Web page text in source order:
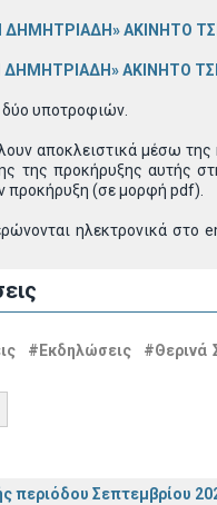
ΑΚΙΝΗΤΟ
ΑΚΙΝΗΤΟ
υποτροφιών.
αποκλειστικά μέσω
της προκήρυξης αυτής
προκήρυξη (σε μορφή pdf).
ηλεκτρονικά
#Εκδηλώσεις #Θερινά
περιόδου Σεπτεμβρίου